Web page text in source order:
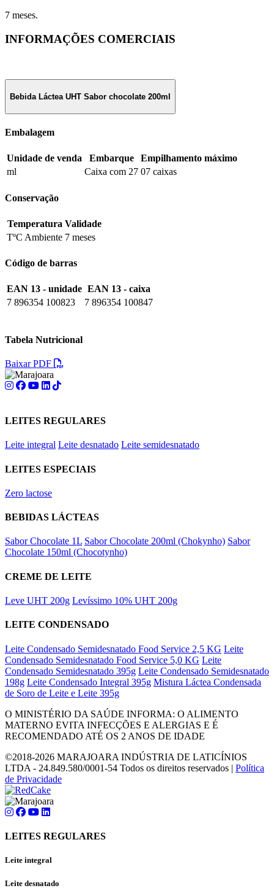
7 meses.
INFORMAÇÕES COMERCIAIS
Bebida Láctea UHT Sabor chocolate 200ml
Embalagem
Unidade de venda Embarque
Empilhamento máximo
ml
Caixa com 27 07 caixas
Conservação
Temperatura Validade
TºC Ambiente 7 meses
Código de barras
EAN 13 - unidade EAN 13 - caixa
7 896354 100823
7 896354 100847
Tabela Nutricional
Baixar PDF
LEITES REGULARES
Leite integral Leite desnatado Leite semidesnatado
LEITES ESPECIAIS
Zero lactose
BEBIDAS LÁCTEAS
Sabor Chocolate 1L Sabor Chocolate 200ml (Chokynho) Sabor
Chocolate 150ml (Chocotynho)
CREME DE LEITE
Leve UHT 200g Levíssimo 10% UHT 200g
LEITE CONDENSADO
Leite Condensado Semidesnatado Food Service 2,5 KG Leite
Condensado Semidesnatado Food Service 5,0 KG Leite
Condensado Semidesnatado 395g Leite Condensado Semidesnatado
198g Leite Condensado Integral 395g Mistura Láctea Condensada
de Soro de Leite e Leite 395g
O MINISTÉRIO DA SAÚDE INFORMA: O ALIMENTO
MATERNO EVITA INFECÇÕES E ALERGIAS E É
RECOMENDADO ATÉ OS 2 ANOS DE IDADE
©2018-2026 MARAJOARA INDÚSTRIA DE LATICÍNIOS
LTDA - 24.849.580/0001-54 Todos os direitos reservados | Política
de Privacidade
LEITES REGULARES
Leite integral
Leite desnatado